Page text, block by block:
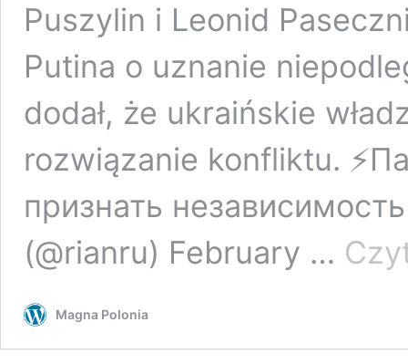
Puszylin i Leonid
Putina o uznanie
dodał, że ukraińskie
rozwiązanie konfliktu.
признать
(@rianru) February …
Magna Polonia